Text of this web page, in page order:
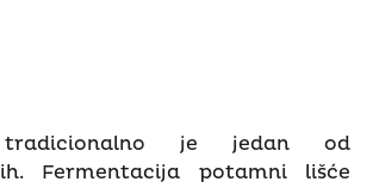
je jedan od
Fermentacija potamni lišće